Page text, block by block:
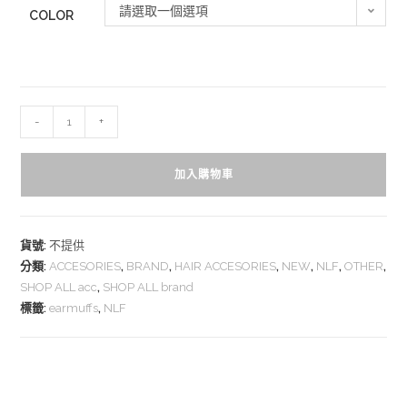
COLOR 請選取一個選項
- +
加入購物車
貨號:不提供
分類:ACCESORIES, BRAND, HAIR ACCESORIES, NEW, NLF,OTHER,
SHOP ALL acc, SHOP ALL brand
標籤:earmuffs, NLF